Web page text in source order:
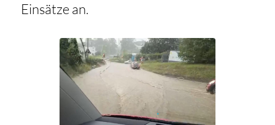
Einsätze an.